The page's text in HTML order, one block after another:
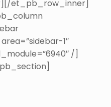
et_pb_row_inner]
area=”sidebar-1″
/]